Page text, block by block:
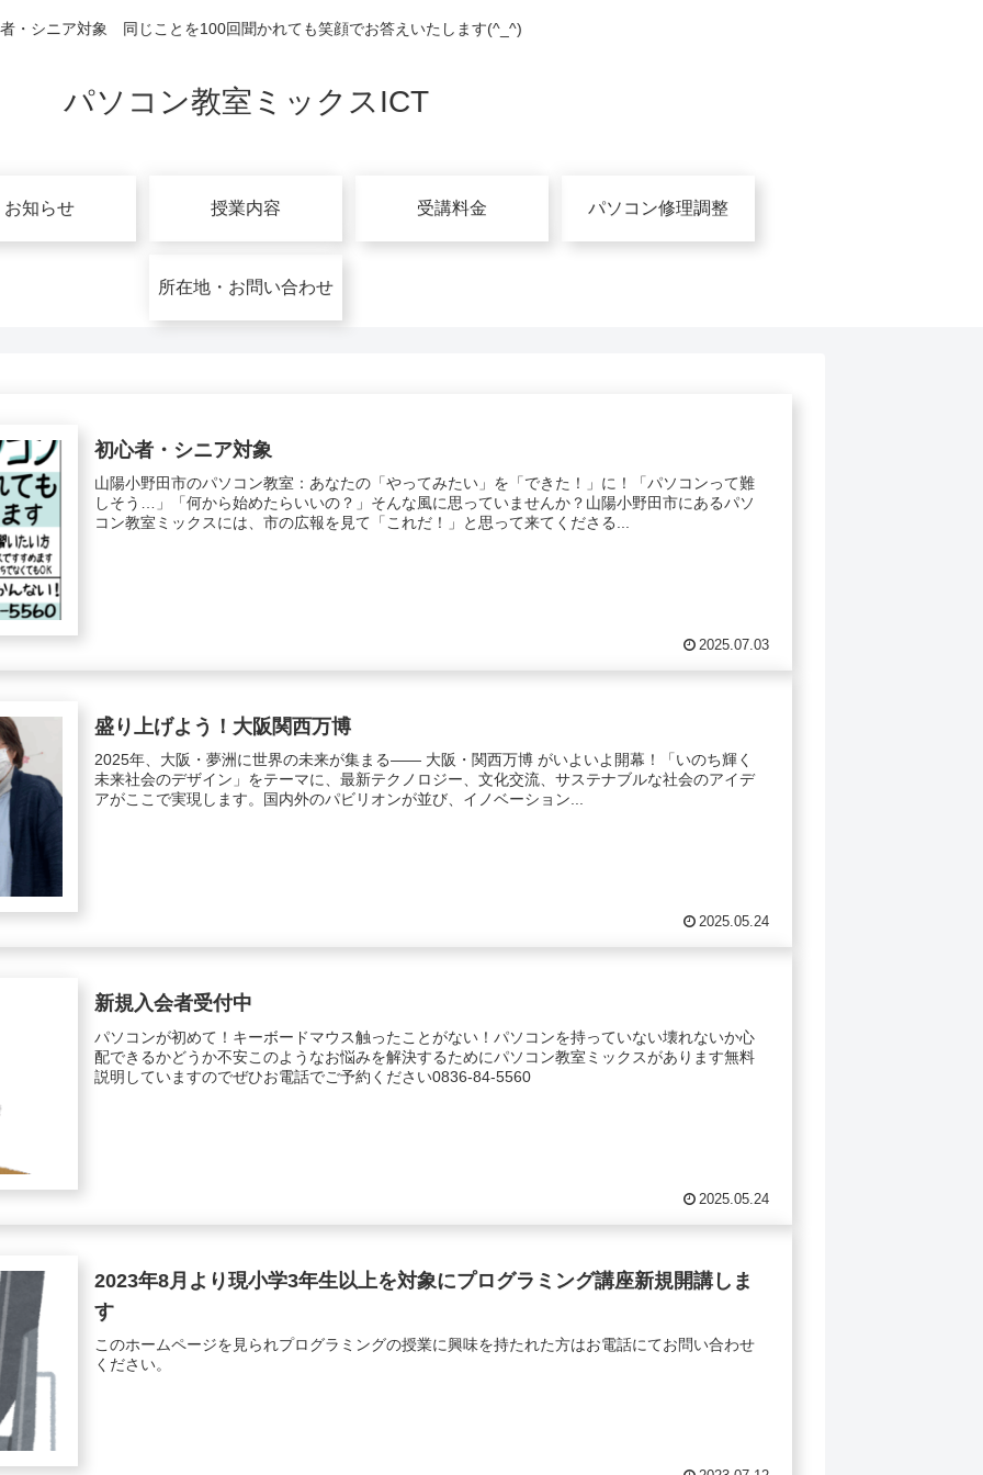
・シニア対象 同じことを100回聞かれても笑顔でお答えいたします(^_^)
パソコン教室ミックスICT
お知らせ 授業内容 受講料金 パソコン修理調整
所在地・お問い合わせ
初心者・シニア対象
山陽小野田市のパソコン教室：あなたの「やってみたい」を「できた！」に！「パソコンって難
しそう…」「何から始めたらいいの？」そんな風に思っていませんか？山陽小野田市にあるパソ
コン教室ミックスには、市の広報を見て「これだ！」と思って来てくださる...
2025.07.03
盛り上げよう！大阪関西万博
2025年、大阪・夢洲に世界の未来が集まる―― 大阪・関西万博 がいよいよ開幕！「いのち輝く
未来社会のデザイン」をテーマに、最新テクノロジー、文化交流、サステナブルな社会のアイデ
アがここで実現します。国内外のパビリオンが並び、イノベーション...
2025.05.24
新規入会者受付中
パソコンが初めて！キーボードマウス触ったことがない！パソコンを持っていない壊れないか心
配できるかどうか不安このようなお悩みを解決するためにパソコン教室ミックスがあります無料
説明していますのでぜひお電話でご予約ください0836-84-5560
2025.05.24
2023年8月より現小学3年生以上を対象にプログラミング講座新規開講しま
す
このホームページを見られプログラミングの授業に興味を持たれた方はお電話にてお問い合わせ
ください。